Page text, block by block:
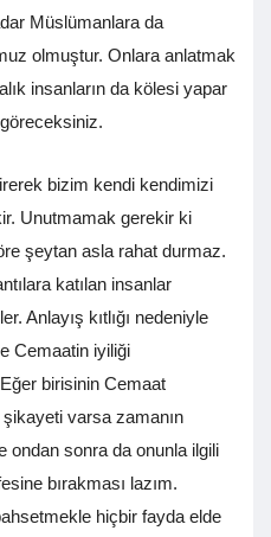
Müslümanlara da
olmuştur. Onlara anlatmak
insanların da kölesi yapar
bizim kendi kendimizi
Unutmamak gerekir ki
şeytan asla rahat durmaz.
katılan insanlar
Anlayış kıtlığı nedeniyle
Cemaatin iyiliği
birisinin Cemaat
varsa zamanın
ondan sonra da onunla ilgili
bırakması lazım.
hiçbir fayda elde